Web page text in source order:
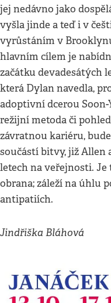
jej nedávno jako
vyšla jinde a teď i v
vyrůstáním v
hlavním cílem je
začátku devadesátých
která Dylan navedla,
adoptivní dcerou
režijní metoda či
závratnou kariéru,
součástí bitvy, již Allen
letech na veřejnosti.
obrana; záleží na úhlu
antipatiích.
Jindřiška Bláhová